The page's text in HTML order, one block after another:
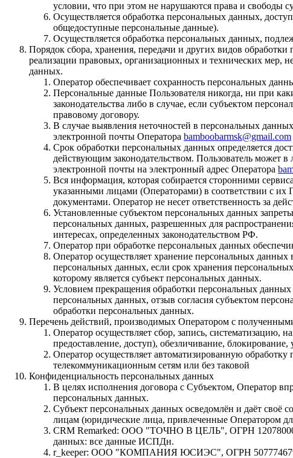
условии, что при этом не нарушаются права и свободы
Осуществляется обработка персональных данных,
общедоступные персональные данные).
Осуществляется обработка персональных данных,
Порядок сбора, хранения, передачи и других видов
реализации правовых, организационных и технических мер,
данных.
Оператор обеспечивает сохранность персональных
Персональные данные Пользователя никогда, ни при
законодательства либо в случае, если субъектом
правовому договору.
В случае выявления неточностей в персональных
электронной почты Оператора bamboobarmsk@gmail.com
Срок обработки персональных данных определяется
действующим законодательством. Пользователь может
электронной почты на электронный адрес Оператора
Вся информация, которая собирается сторонними
указанными лицами (Операторами) в соответствии с
документами. Оператор не несет ответственность за
Установленные субъектом персональных данных
персональных данных, разрешенных для
интересах, определенных законодательством РФ.
Оператор при обработке персональных данных
Оператор осуществляет хранение персональных
персональных данных, если срок хранения
которому является субъект персональных данных.
Условием прекращения обработки персональных данных
персональных данных, отзыв согласия субъектом
обработки персональных данных.
Перечень действий, производимых Оператором с
Оператор осуществляет сбор, запись, систематизацию,
предоставление, доступ), обезличивание,
Оператор осуществляет автоматизированную
телекоммуникационным сетям или без таковой
Конфиденциальность персональных данных
В целях исполнения договора с Субъектом, Оператор
персональных данных.
Субъект персональных данных осведомлён и даёт своё
лицам (юридические лица, привлеченные Оператором
CRM Remarked: ООО "ТОЧНО В ЦЕЛЬ", ОГРН
данных: все данные ИСПДн.
r_keeper: ООО "КОМПАНИЯ ЮСИЭС", ОГРН